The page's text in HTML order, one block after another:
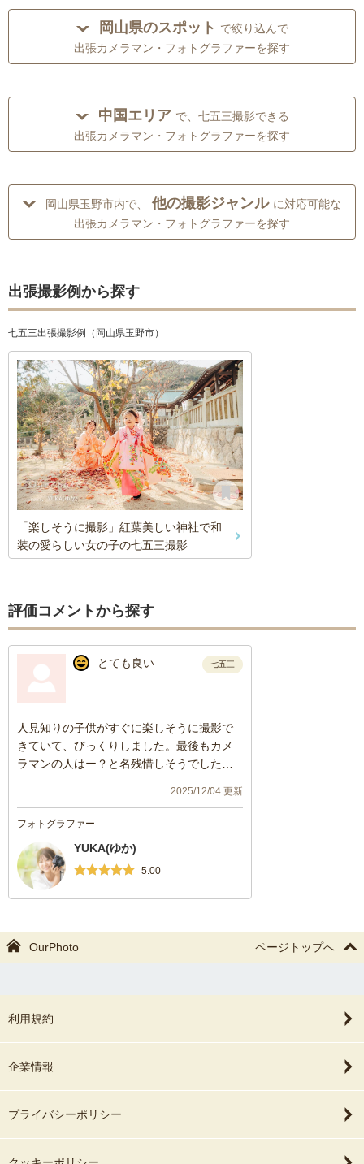
岡山県のスポット で絞り込んで
出張カメラマン・フォトグラファーを探す
中国エリア で、七五三撮影できる
出張カメラマン・フォトグラファーを探す
岡山県玉野市内で、 他の撮影ジャンル に対応可能な
出張カメラマン・フォトグラファーを探す
出張撮影例から探す
七五三出張撮影例（岡山県玉野市）
「楽しそうに撮影」紅葉美しい神社で和
装の愛らしい女の子の七五三撮影
評価コメントから探す
とても良い 七五三
人見知りの子供がすぐに楽しそうに撮影で
きていて、びっくりしました。最後もカメ
ラマンの人はー？と名残惜しそうでした。
い印象のお写真で、子供の晴れの日にとて
も合った作品でした。とても満足しており
2025/12/04 更新
フォトグラファー
YUKA(ゆか)
5.00
OurPhoto ページトップへ
利用規約
企業情報
プライバシーポリシー